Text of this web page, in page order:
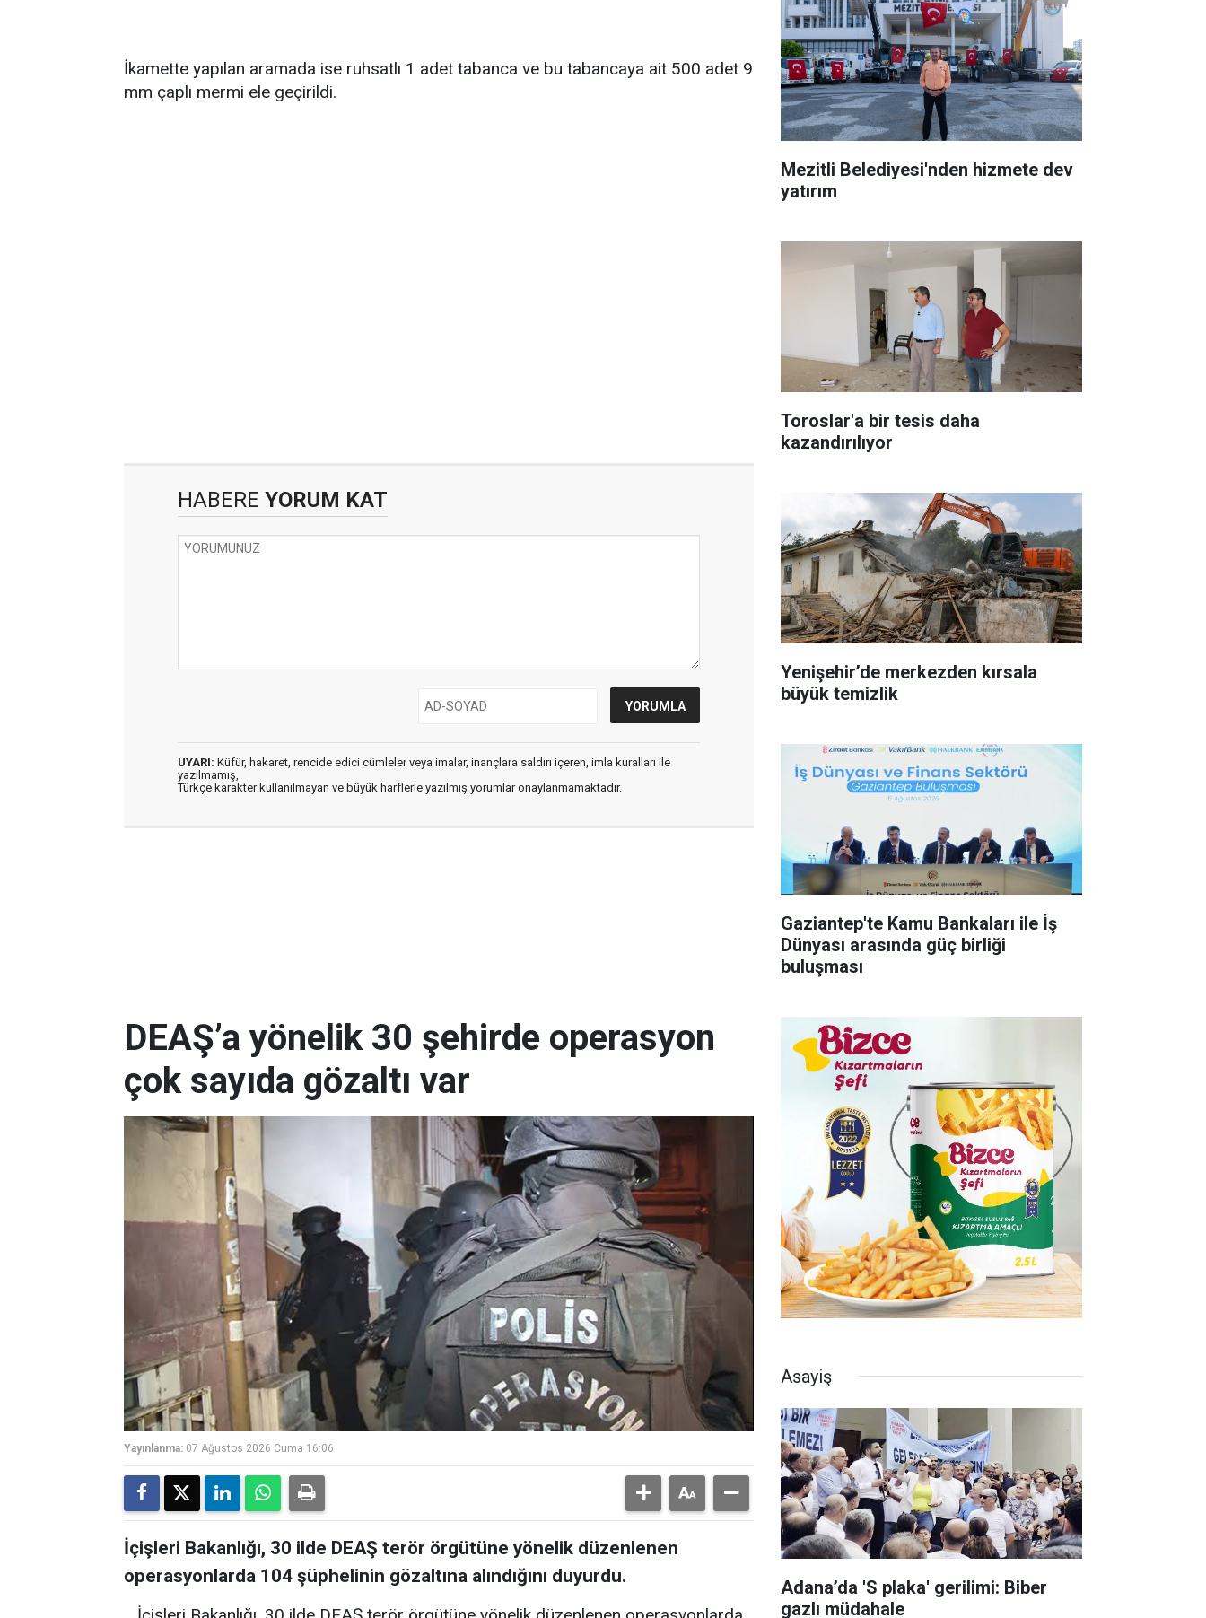
İkamette yapılan aramada ise ruhsatlı 1 adet tabanca ve bu tabancaya ait 500 adet 9
mm çaplı mermi ele geçirildi.
HABERE YORUM KAT
UYARI: Küfür, hakaret, rencide edici cümleler veya imalar, inançlara saldırı içeren, imla kuralları ile
yazılmamış,
Türkçe karakter kullanılmayan ve büyük harflerle yazılmış yorumlar onaylanmamaktadır.
Mezitli Belediyesi'nden hizmete dev
yatırım
Toroslar'a bir tesis daha
kazandırılıyor
Yenişehir’de merkezden kırsala
büyük temizlik
Gaziantep'te Kamu Bankaları ile İş
Dünyası arasında güç birliği
buluşması
DEAŞ’a yönelik 30 şehirde operasyon
çok sayıda gözaltı var
Yayınlanma: 07 Ağustos 2026 Cuma 16:06
İçişleri Bakanlığı, 30 ilde DEAŞ terör örgütüne yönelik düzenlenen
operasyonlarda 104 şüphelinin gözaltına alındığını duyurdu.
Asayiş
Adana’da 'S plaka' gerilimi: Biber
gazlı müdahale